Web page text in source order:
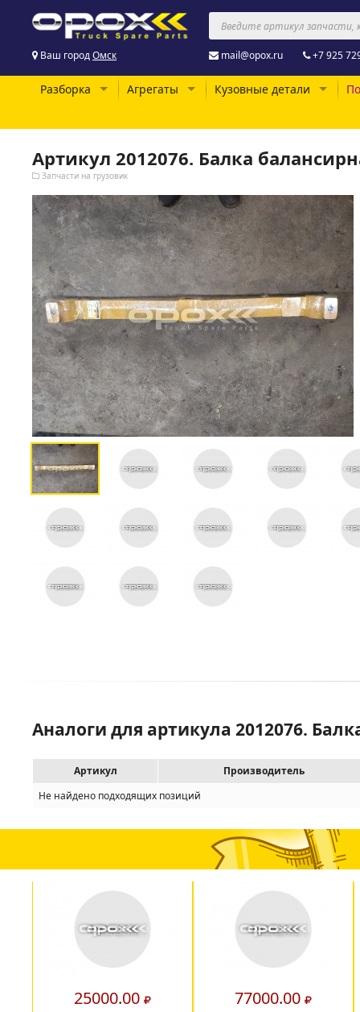
Ваш городОмск mail@opox.ru +7 925
Разборка Агрегаты Кузовные детали
Артикул 2012076. Балка
Запчасти на грузовик
Аналоги для артикула 2012076.
Артикул
Производитель
Не найдено подходящих позиций
25000.00 77000.00